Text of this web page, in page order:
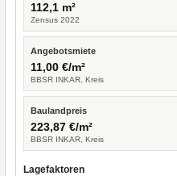
112,1 m²
Zensus 2022
Angebotsmiete
11,00 €/m²
BBSR INKAR, Kreis
Baulandpreis
223,87 €/m²
BBSR INKAR, Kreis
Lagefaktoren